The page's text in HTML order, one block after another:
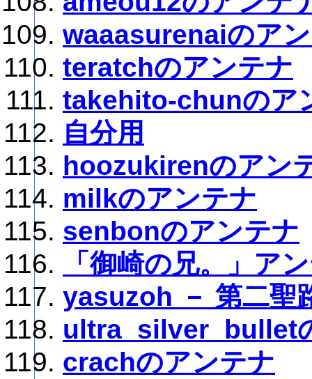
waaasurenaiのア
teratchのアンテナ
takehito-chunのア
自分用
hoozukirenのアン
milkのアンテナ
senbonのアンテナ
「御崎の兄。」ア
yasuzoh － 第二聖
ultra_silver_bullet
crachのアンテナ